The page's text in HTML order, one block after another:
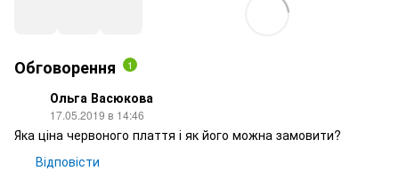
Обговорення 1
Ольга Васюкова
17.05.2019 в 14:46
Яка ціна червоного плаття і як його можна замовити?
Відповісти